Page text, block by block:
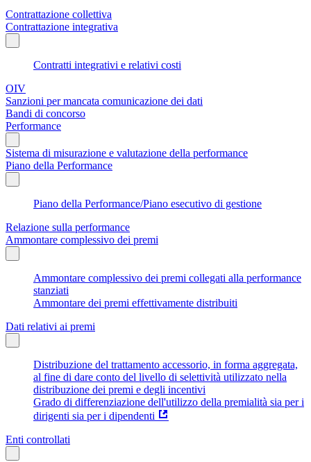
Contrattazione collettiva
Contrattazione integrativa
Contratti integrativi e relativi costi
OIV
Sanzioni per mancata comunicazione dei dati
Bandi di concorso
Performance
Sistema di misurazione e valutazione della performance
Piano della Performance
Piano della Performance/Piano esecutivo di gestione
Relazione sulla performance
Ammontare complessivo dei premi
Ammontare complessivo dei premi collegati alla performance
stanziati
Ammontare dei premi effettivamente distribuiti
Dati relativi ai premi
Distribuzione del trattamento accessorio, in forma aggregata,
al fine di dare conto del livello di selettività utilizzato nella
distribuzione dei premi e degli incentivi
Grado di differenziazione dell'utilizzo della premialità sia per i
dirigenti sia per i dipendenti
Enti controllati